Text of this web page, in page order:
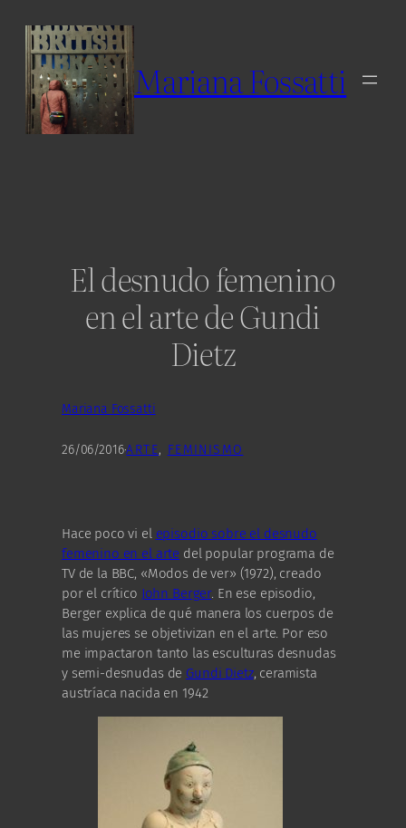
content
Mariana Fossatti
El desnudo femenino
en el arte de Gundi
Dietz
Mariana Fossatti
26/06/2016·ARTE, FEMINISMO
Hace poco vi el episodio sobre el desnudo
femenino en el arte del popular programa de
TV de la BBC, «Modos de ver» (1972), creado
por el crítico John Berger. En ese episodio,
Berger explica de qué manera los cuerpos de
las mujeres se objetivizan en el arte. Por eso
me impactaron tanto las esculturas desnudas
y semi-desnudas de Gundi Dietz, ceramista
austríaca nacida en 1942